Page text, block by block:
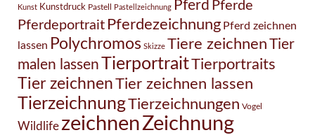
Kunst Kunstdruck Pastell Pastellzeichnung Pferd Pferde
Pferdeportrait Pferdezeichnung Pferd zeichnen
lassen Polychromos Skizze Tiere zeichnenTier
malen lassenTierportraitTierportraits
Tier zeichnenTier zeichnen lassen
TierzeichnungTierzeichnungen Vogel
Wildlife zeichnenZeichnung